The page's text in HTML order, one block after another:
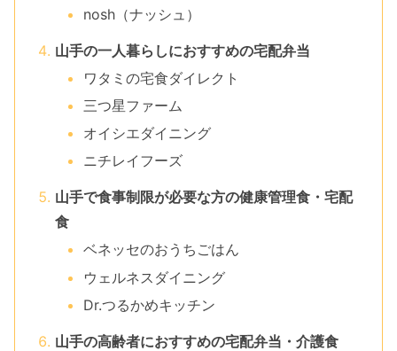
nosh（ナッシュ）
山手の一人暮らしにおすすめの宅配弁当
ワタミの宅食ダイレクト
三つ星ファーム
オイシエダイニング
ニチレイフーズ
山手で食事制限が必要な方の健康管理食・宅配
食
ベネッセのおうちごはん
ウェルネスダイニング
Dr.つるかめキッチン
山手の高齢者におすすめの宅配弁当・介護食